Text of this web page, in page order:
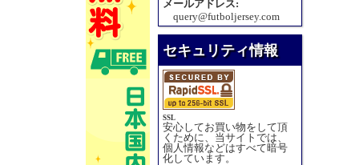
メールアドレス:
query@futboljersey.com
セキュリティ情報
SSL
安心してお買い物をして頂
くために、当サイトでは、
個人情報などはすべて暗号
化しています。